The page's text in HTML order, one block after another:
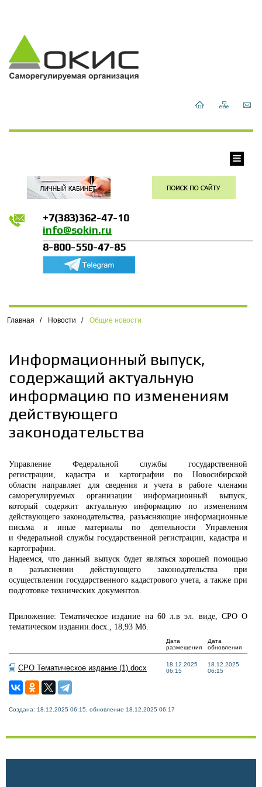
+7(383)362-47-10
info@sokin.ru
8-800-550-47-85
Главная / Новости / Общие новости
Информационный выпуск,
содержащий актуальную
информацию по изменениям
действующего
законодательства
Управление Федеральной службы государственной
регистрации, кадастра и картографии по Новосибирской
области направляет для сведения и учета в работе членами
саморегулируемых организации информационный выпуск,
который содержит актуальную информацию по изменениям
действующего законодательства, разъясняющие информационные
письма и иные материалы по деятельности Управления
и Федеральной службы государственной регистрации, кадастра и
картографии.
Надеемся, что данный выпуск будет являться хорошей помощью
в разъяснении действующего законодательства при
осуществлении государственного кадастрового учета, а также при
подготовке технических документов.
Приложение: Тематическое издание на 60 л.в эл. виде, СРО О
тематическом издании.docx., 18,93 Мб.
Дата
размещения
Дата
обновления
СРО Тематическое издание (1).docx
18.12.2025
06:15
18.12.2025
06:15
Создана: 18.12.2025 06:15, обновление 18.12.2025 06:17